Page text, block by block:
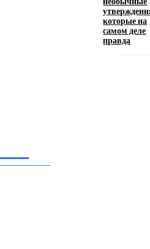
которые на
самом деле
правда